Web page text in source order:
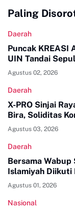
Paling
Daerah
Puncak KREASI
UIN Tandai
Agustus 02, 2026
Daerah
X-PRO Sinjai
Bira, Soliditas
Agustus 03, 2026
Daerah
Bersama
Islamiyah Diikuti
Agustus 01, 2026
Nasional